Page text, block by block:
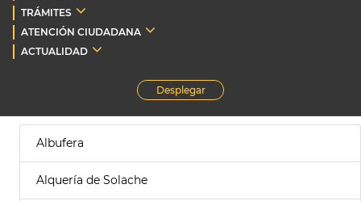
TRÁMITES
ATENCIÓN CIUDADANA
ACTUALIDAD
Desplegar
Albufera
Alquería de Solache